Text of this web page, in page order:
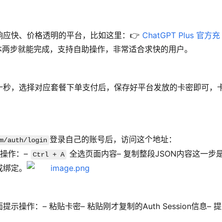
快、价格透明的平台，比如这里：👉 ChatGPT Plus 官方充
步就能完成，支持自助操作，非常适合求快的用户。
，选择对应套餐下单支付后，保存好平台发放的卡密即可，
auth/login 登录自己的账号后，访问这个地址：
作：–
Ctrl + A
全选页面内容– 复制整段JSON内容这一步
定。
示操作：– 粘贴卡密– 粘贴刚才复制的Auth Session信息–